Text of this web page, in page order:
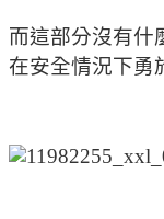
而這部分沒有什
在安全情況下勇